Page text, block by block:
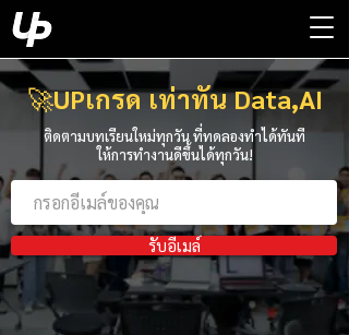
🚀UPเกรด เท่าทัน Data,AI
ติดตามบทเรียนใหม่ทุกวัน ที่ทดลองทำได้ทันที
ให้การทำงานดีขึ้นได้ทุกวัน!
รับอีเมล์